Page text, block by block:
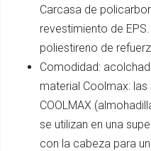
Carcasa de
revestimiento de
poliestireno de
Comodidad:
material Coolmax:
COOLMAX
se utilizan en una
con la cabeza para